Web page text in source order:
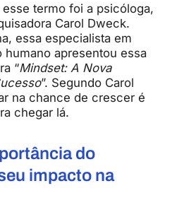
termo foi a psicóloga,
Carol Dweck.
essa especialista em
humano apresentou essa
“Mindset: A Nova
”. Segundo Carol
na chance de crescer é
chegar lá.
do
impacto na